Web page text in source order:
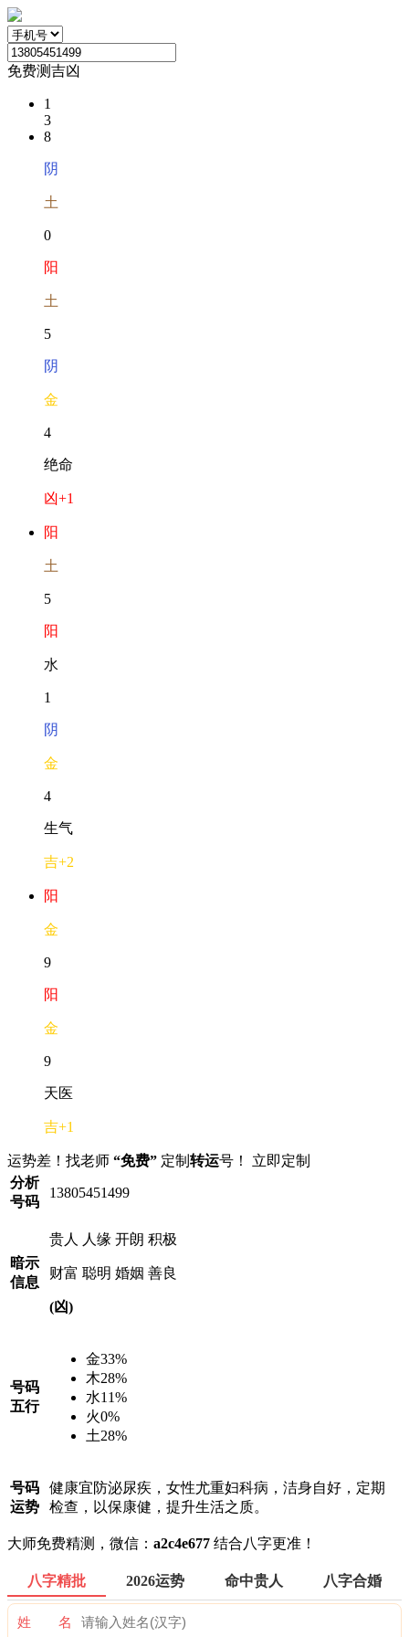
免费测吉凶
1
3
8
阴
土
0
阳
土
5
阴
金
4
绝命
凶+1
阳
土
5
阳
水
1
阴
金
4
生气
吉+2
阳
金
9
阳
金
9
天医
吉+1
运势差！找老师 “免费” 定制 转运号！ 立即定制
分析
号码
13805451499
暗示
信息
贵人 人缘 开朗 积极
财富 聪明 婚姻 善良
(凶)
号码
五行
金33%
木28%
水11%
火0%
土28%
号码
运势
健康宜防泌尿疾，女性尤重妇科病，洁身自好，定期
检查，以保康健，提升生活之质。
大师免费精测，微信： a2c4e677 结合八字更准！
八字精批 2026运势 命中贵人 八字合婚
姓 名